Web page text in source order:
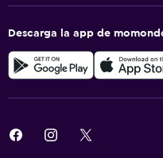
Descarga la app de